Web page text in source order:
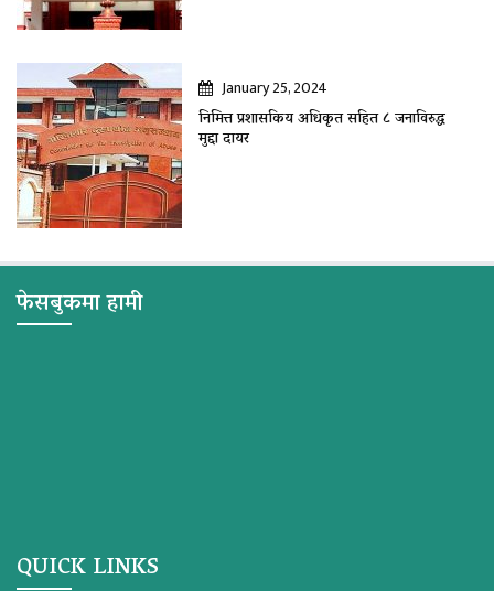
January 25, 2024
निमित्त प्रशासकिय अधिकृत सहित ८ जनाविरुद्ध
मुद्दा दायर
फेसबुकमा हामी
QUICK LINKS